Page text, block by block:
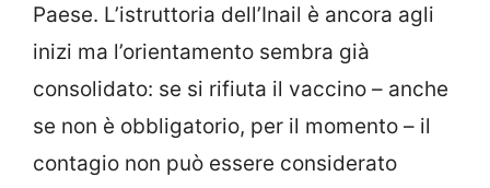
Paese. L’istruttoria dell’Inail è ancora agli
inizi ma l’orientamento sembra già
consolidato: se si rifiuta il vaccino – anche
se non è obbligatorio, per il momento – il
contagio non può essere considerato